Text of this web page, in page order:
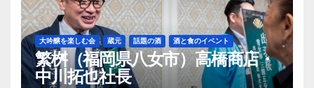
大吟醸を楽しむ会 蔵元 話題の酒 酒と食のイベント
繁桝（福岡県八女市）高橋商店・
中川拓也社長